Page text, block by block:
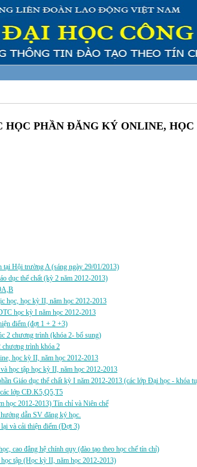
HỌC PHẦN ĐĂNG KÝ ONLINE,
tại Hội trường A (sáng ngày 29/01/2013)
dục thể chất (kỳ 2 năm 2012-2013)
học, học kỳ II, năm học 2012-2013
học kỳ I năm học 2012-2013
điểm (đợt 1 + 2 +3)
2 chương trình (khóa 2- bổ sung)
chương trình khóa 2
học kỳ II, năm học 2012-2013
học tập học kỳ II, năm học 2012-2013
Giáo dục thể chất kỳ I năm 2012-2013 (các lớp Đại học - khóa
lớp CĐ.K5,Q5,T5
học 2012-2013) Tín chỉ và Niên chế
dẫn SV đăng ký học.
và cải thiện điểm (Đợt 3)
cao đẳng hệ chính quy (đào tạo theo học chế tín chỉ)
tập (Học kỳ II, năm học 2012-2013)